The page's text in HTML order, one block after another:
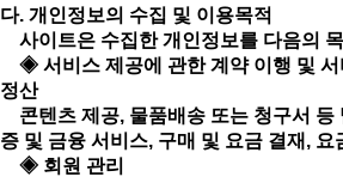
다. 개인정보의 수집 및 이용목적
사이트은 수집한 개인정보를 다음의
◈ 서비스 제공에 관한 계약 이행 및 서
정산
콘텐츠 제공, 물품배송 또는 청구서 등
증 및 금융 서비스, 구매 및 요금 결재, 요
◈ 회원 관리